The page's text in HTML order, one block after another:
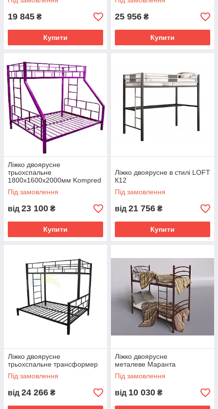
19 845 ₴
Купити
25 956 ₴
Купити
Ліжко двоярусне
трьохспальне
1800х1600х2000мм Kompred
OL330
Під замовлення
від 23 100 ₴
Купити
Ліжко двоярусне в стилі LOFT
К12
Під замовлення
від 21 756 ₴
Купити
Ліжко двоярусне
трьохспальне трансформер
Під замовлення
від 24 266 ₴
Ліжко двоярусне
металеве Маранта
Під замовлення
від 10 030 ₴